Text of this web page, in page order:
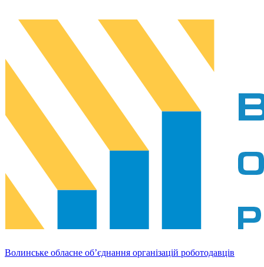
Волинське обласне об’єднання організацій роботодавців